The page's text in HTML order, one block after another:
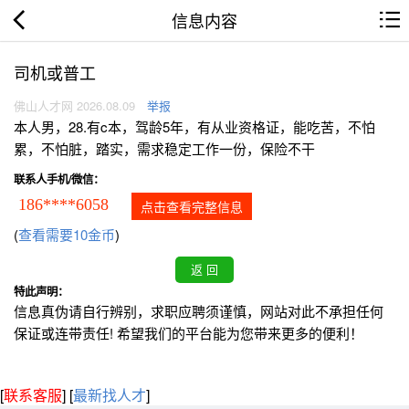
信息内容
司机或普工
佛山人才网 2026.08.09 举报
本人男，28.有c本，驾龄5年，有从业资格证，能吃苦，不怕
累，不怕脏，踏实，需求稳定工作一份，保险不干
联系人手机/微信：
186****6058 点击查看完整信息
(查看需要10金币)
特此声明：
信息真伪请自行辨别，求职应聘须谨慎，网站对此不承担任何
保证或连带责任! 希望我们的平台能为您带来更多的便利！
[联系客服] [最新找人才]